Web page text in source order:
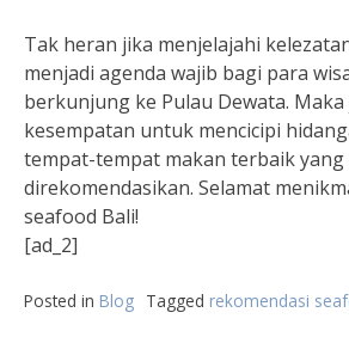
Tak heran jika menjelajahi
menjadi agenda wajib bagi para
berkunjung ke Pulau Dewata.
kesempatan untuk mencicipi
tempat-tempat makan terbaik yang
direkomendasikan. Selamat
seafood Bali!
[ad_2]
Posted in Blog Tagged rekomendasi